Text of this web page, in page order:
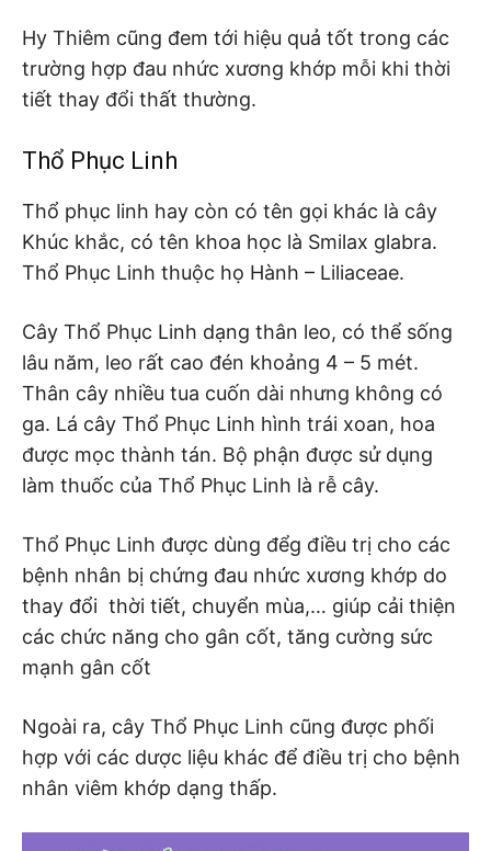
Hy Thiêm cũng đem tới hiệu quả tốt trong các
trường hợp đau nhức xương khớp mỗi khi thời
tiết thay đổi thất thường.
Thổ Phục Linh
Thổ phục linh hay còn có tên gọi khác là cây
Khúc khắc, có tên khoa học là Smilax glabra.
Thổ Phục Linh thuộc họ Hành – Liliaceae.
Cây Thổ Phục Linh dạng thân leo, có thể sống
lâu năm, leo rất cao đén khoảng 4 – 5 mét.
Thân cây nhiều tua cuốn dài nhưng không có
ga. Lá cây Thổ Phục Linh hình trái xoan, hoa
được mọc thành tán. Bộ phận được sử dụng
làm thuốc của Thổ Phục Linh là rễ cây.
Thổ Phục Linh được dùng đểg điều trị cho các
bệnh nhân bị chứng đau nhức xương khớp do
thay đổi thời tiết, chuyển mùa,… giúp cải thiện
các chức năng cho gân cốt, tăng cường sức
mạnh gân cốt
Ngoài ra, cây Thổ Phục Linh cũng được phối
hợp với các dược liệu khác để điều trị cho bệnh
nhân viêm khớp dạng thấp.